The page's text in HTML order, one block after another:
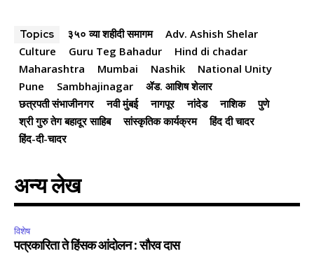
Topics ३५० व्या शहीदी समागम
Adv. Ashish Shelar
Culture
Guru Teg Bahadur
Hind di chadar
Maharashtra
Mumbai Nashik
National Unity
Pune
Sambhajinagar
ॲड. आशिष शेलार
छत्रपती संभाजीनगर
नवी मुंबई नागपूर नांदेड नाशिक
पुणे
श्री गुरु तेग बहादूर साहिब
सांस्कृतिक कार्यक्रम
हिंद दी चादर
हिंद-दी-चादर
अन्य लेख
विशेष
पत्रकारिता ते हिंसक आंदोलन : सौरव दास